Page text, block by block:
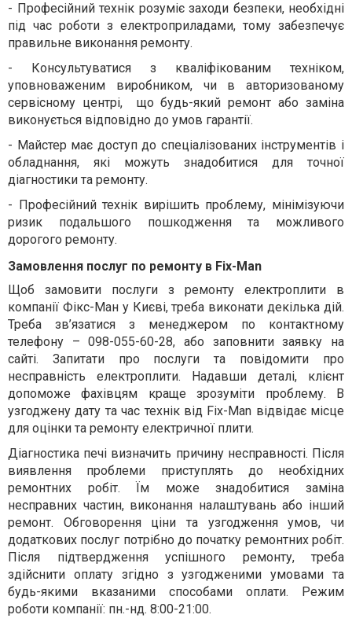
- Професійний технік розуміє заходи безпеки, необхідні
під час роботи з електроприладами, тому забезпечує
правильне виконання ремонту.
- Консультуватися з кваліфікованим техніком,
уповноваженим виробником, чи в авторизованому
сервісному центрі, що будь-який ремонт або заміна
виконується відповідно до умов гарантії.
- Майстер має доступ до спеціалізованих інструментів і
обладнання, які можуть знадобитися для точної
діагностики та ремонту.
- Професійний технік вирішить проблему, мінімізуючи
ризик подальшого пошкодження та можливого
дорогого ремонту.
Замовлення послуг по ремонту в Fix-Man
Щоб замовити послуги з ремонту електроплити в
компанії Фікс-Ман у Києві, треба виконати декілька дій.
Треба зв’язатися з менеджером по контактному
телефону – 098-055-60-28, або заповнити заявку на
сайті. Запитати про послуги та повідомити про
несправність електроплити. Надавши деталі, клієнт
допоможе фахівцям краще зрозуміти проблему. В
узгоджену дату та час технік від Fix-Man відвідає місце
для оцінки та ремонту електричної плити.
Діагностика печі визначить причину несправності. Після
виявлення проблеми приступлять до необхідних
ремонтних робіт. Їм може знадобитися заміна
несправних частин, виконання налаштувань або інший
ремонт. Обговорення ціни та узгодження умов, чи
додаткових послуг потрібно до початку ремонтних робіт.
Після підтвердження успішного ремонту, треба
здійснити оплату згідно з узгодженими умовами та
будь-якими вказаними способами оплати. Режим
роботи компанії: пн.-нд. 8:00-21:00.